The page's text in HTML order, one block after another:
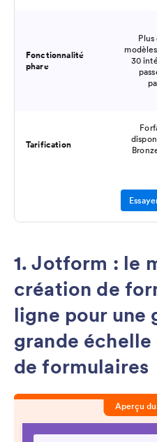
Fonctionnalité
phare
Plus
30
Tarification
1. Jotform : le
création de
ligne pour une
grande
de formulaires